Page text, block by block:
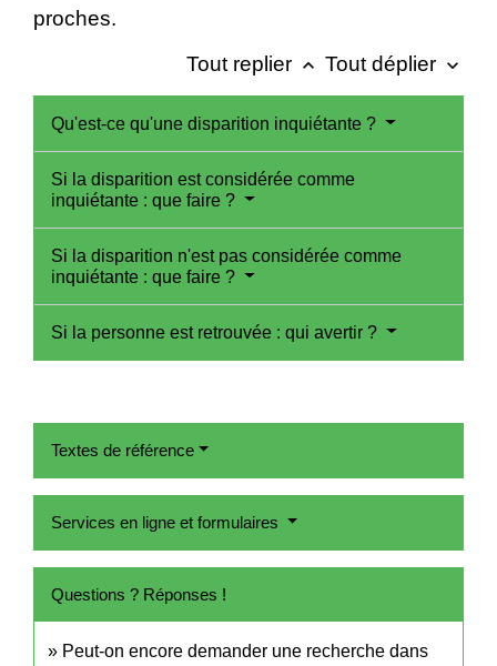
proches.
Tout replier keyboard_arrow_up Tout déplier keyboard_arrow_down
Qu'est-ce qu'une disparition inquiétante ?
Si la disparition est considérée comme
inquiétante : que faire ?
Si la disparition n'est pas considérée comme
inquiétante : que faire ?
Si la personne est retrouvée : qui avertir ?
Textes de référence
Services en ligne et formulaires
Questions ? Réponses !
Peut-on encore demander une recherche dans